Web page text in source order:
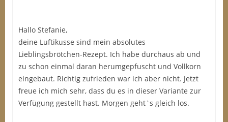
Hallo Stefanie,
deine Luftikusse sind mein absolutes
Lieblingsbrötchen-Rezept. Ich habe durchaus ab und
zu schon einmal daran herumgepfuscht und Vollkorn
eingebaut. Richtig zufrieden war ich aber nicht. Jetzt
freue ich mich sehr, dass du es in dieser Variante zur
Verfügung gestellt hast. Morgen geht`s gleich los.